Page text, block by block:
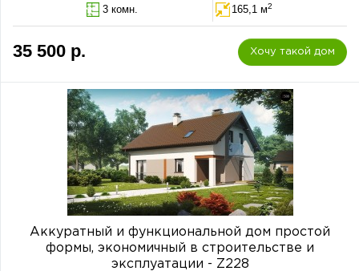
3 комн. 165,1 м2
35 500 р. Хочу такой дом
Аккуратный и функциональной дом простой
формы, экономичный в строительстве и
эксплуатации - Z228